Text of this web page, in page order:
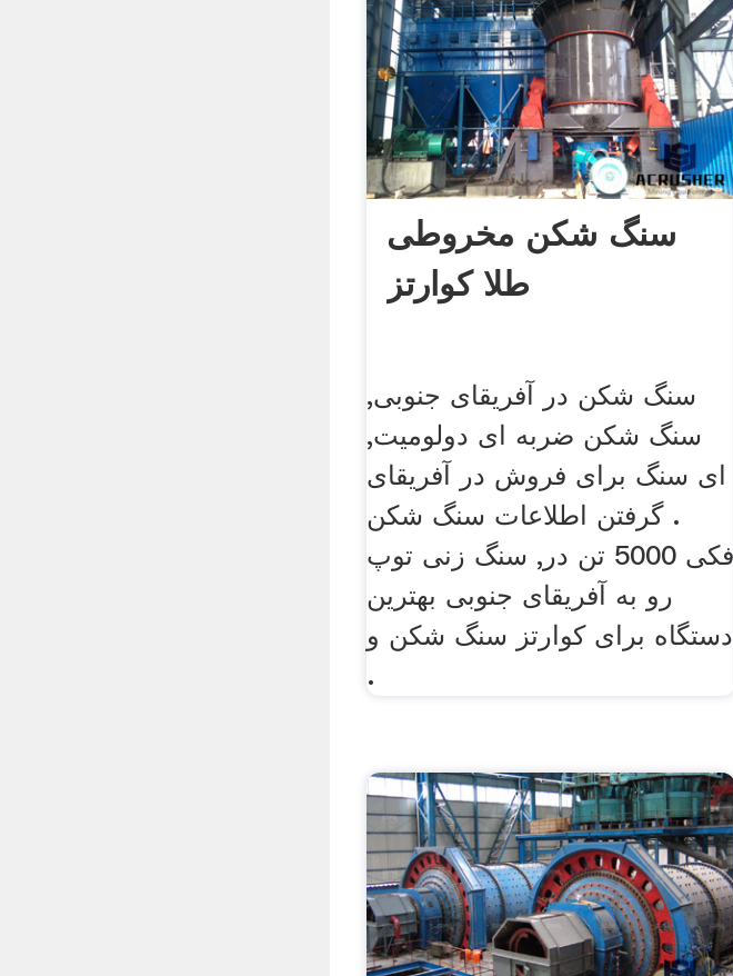
سنگ شکن مخروطی
طلا کوارتز
سنگ شکن در آفریقای جنوبی,
سنگ شکن ضربه ای دولومیت,
ای سنگ برای فروش در آفریقای
. گرفتن اطلاعات سنگ شکن
فکی 5000 تن در, سنگ زنی توپ
رو به آفریقای جنوبی بهترین
دستگاه برای کوارتز سنگ شکن و
.